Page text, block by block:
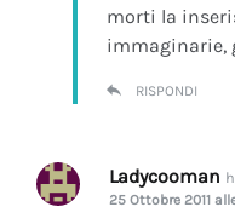
morti la
immaginarie,
RISPONDI
Ladycooman
25 Ottobre 2011